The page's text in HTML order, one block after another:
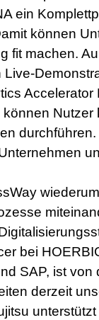
ein
können
fit machen.
Live-
können
bei
SAP, ist
derzeit